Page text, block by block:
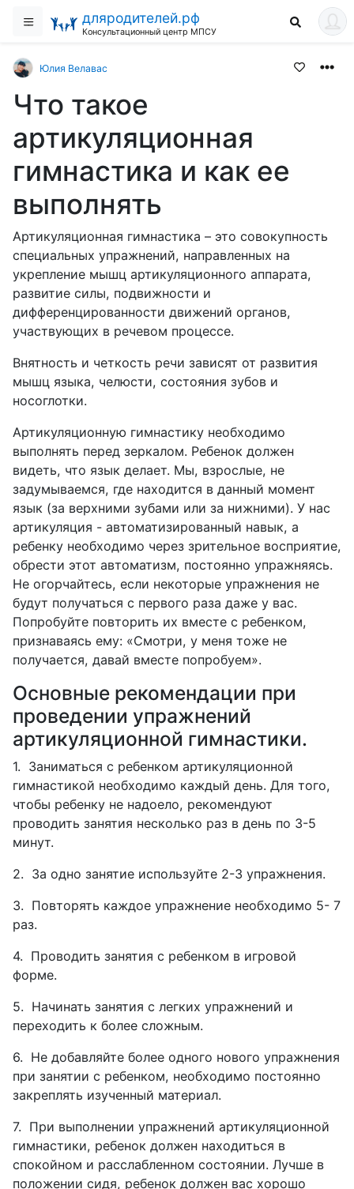
дляродителей.рф
Консультационный центр МПСУ
Юлия Велавас
Что такое
артикуляционная
гимнастика и как ее
выполнять
Артикуляционная гимнастика – это совокупность
специальных упражнений, направленных на
укрепление мышц артикуляционного аппарата,
развитие силы, подвижности и
дифференцированности движений органов,
участвующих в речевом процессе.
Внятность и четкость речи зависят от развития
мышц языка, челюсти, состояния зубов и
носоглотки.
Артикуляционную гимнастику необходимо
выполнять перед зеркалом. Ребенок должен
видеть, что язык делает. Мы, взрослые, не
задумываемся, где находится в данный момент
язык (за верхними зубами или за нижними). У нас
артикуляция - автоматизированный навык, а
ребенку необходимо через зрительное восприятие,
обрести этот автоматизм, постоянно упражняясь.
Не огорчайтесь, если некоторые упражнения не
будут получаться с первого раза даже у вас.
Попробуйте повторить их вместе с ребенком,
признаваясь ему: «Смотри, у меня тоже не
получается, давай вместе попробуем».
Основные рекомендации при
проведении упражнений
артикуляционной гимнастики.
1. Заниматься с ребенком артикуляционной
гимнастикой необходимо каждый день. Для того,
чтобы ребенку не надоело, рекомендуют
проводить занятия несколько раз в день по 3-5
минут.
2. За одно занятие используйте 2-3 упражнения.
3. Повторять каждое упражнение необходимо 5- 7
раз.
4. Проводить занятия с ребенком в игровой
форме.
5. Начинать занятия с легких упражнений и
переходить к более сложным.
6. Не добавляйте более одного нового упражнения
при занятии с ребенком, необходимо постоянно
закреплять изученный материал.
7. При выполнении упражнений артикуляционной
гимнастики, ребенок должен находиться в
спокойном и расслабленном состоянии. Лучше в
положении сидя, ребенок должен вас хорошо